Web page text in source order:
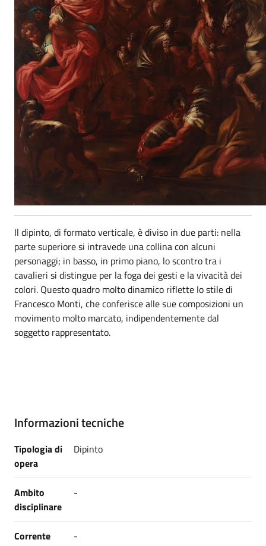
Il dipinto, di formato verticale, è diviso in due parti: nella
parte superiore si intravede una collina con alcuni
personaggi; in basso, in primo piano, lo scontro tra i
cavalieri si distingue per la foga dei gesti e la vivacità dei
colori. Questo quadro molto dinamico riflette lo stile di
Francesco Monti, che conferisce alle sue composizioni un
movimento molto marcato, indipendentemente dal
soggetto rappresentato.
Informazioni tecniche
Tipologia di
opera
Dipinto
Ambito
disciplinare
-
Corrente
-